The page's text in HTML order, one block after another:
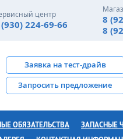
центр
224-69-66
8
8
Заявка на тест-драйв
Запросить предложение
ОБЯЗАТЕЛЬСТВА
ЗАПАСНЫЕ